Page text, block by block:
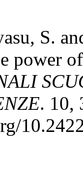
S.
power
. 10,